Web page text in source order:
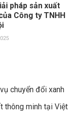
pháp sản xuất
Công ty TNHH
chuyển đổi xanh
thông minh tại Việt